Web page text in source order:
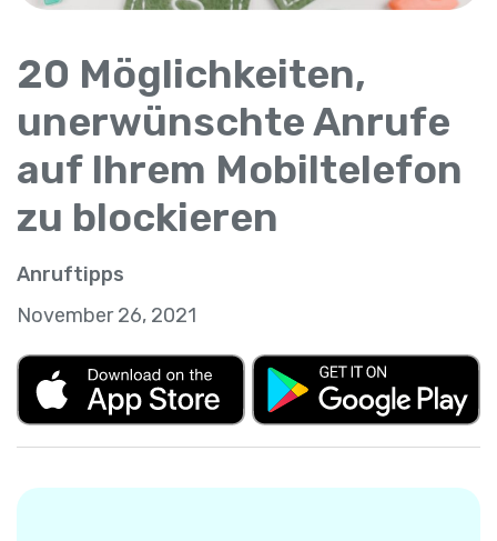
20 Möglichkeiten,
unerwünschte Anrufe
auf Ihrem Mobiltelefon
zu blockieren
Anruftipps
November 26, 2021